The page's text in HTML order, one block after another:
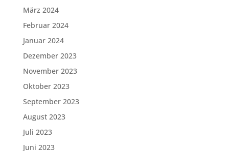
März 2024
Februar 2024
Januar 2024
Dezember 2023
November 2023
Oktober 2023
September 2023
August 2023
Juli 2023
Juni 2023